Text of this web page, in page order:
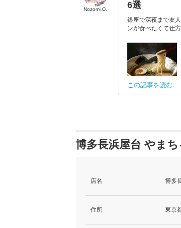
Nozomi.O.
6選
銀座で深夜まで友
ンが食べたくて仕
この記事を読む
博多長浜屋台 やま
店名 博多
住所 東京